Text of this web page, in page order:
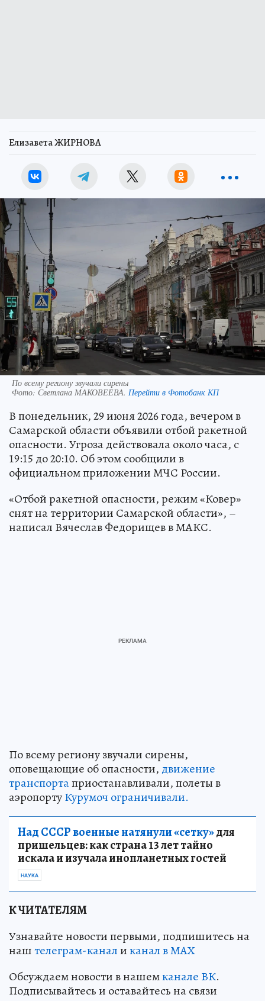
Елизавета ЖИРНОВА
По всему региону звучали сирены
Фото: Светлана МАКОВЕЕВА. Перейти в Фотобанк КП
В понедельник, 29 июня 2026 года, вечером в
Самарской области объявили отбой ракетной
опасности. Угроза действовала около часа, с
19:15 до 20:10. Об этом сообщили в
официальном приложении МЧС России.
«Отбой ракетной опасности, режим «Ковер»
снят на территории Самарской области», –
написал Вячеслав Федорищев в МАКС.
По всему региону звучали сирены,
оповещающие об опасности, движение
транспортаприостанавливали, полеты в
аэропортуКурумоч ограничивали.
Над СССР военные натянули «сетку»для
пришельцев: как страна 13 лет тайно
искала и изучала инопланетных гостей
НАУКА
К ЧИТАТЕЛЯМ
Узнавайте новости первыми, подпишитесь на
наштелеграм-каналиканал в МАХ
Обсуждаем новости в нашемканале ВК.
Подписывайтесь и оставайтесь на связи